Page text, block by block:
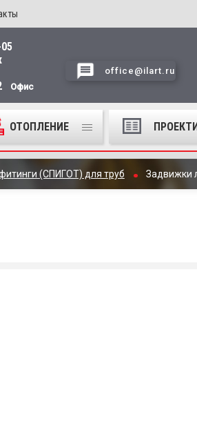
Офис
office@ilart.ru
ОТОПЛЕНИЕ
(СПИГОТ) для труб Задвижки